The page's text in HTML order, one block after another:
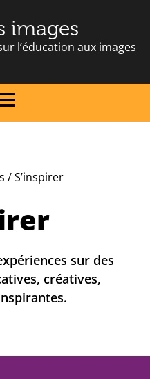
images
l’éducation aux images
/S’inspirer
sur des
créatives,